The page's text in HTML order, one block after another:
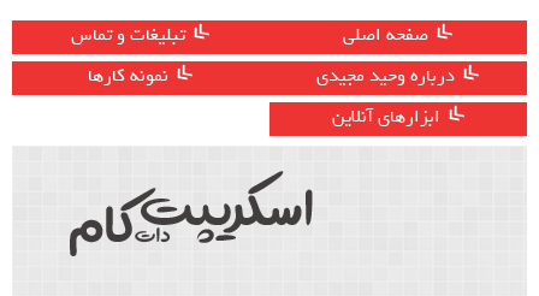
صفحه اصلی
تبلیغات و تماس
درباره وحید مجیدی
نمونه کارها
ابزارهای آنلاین